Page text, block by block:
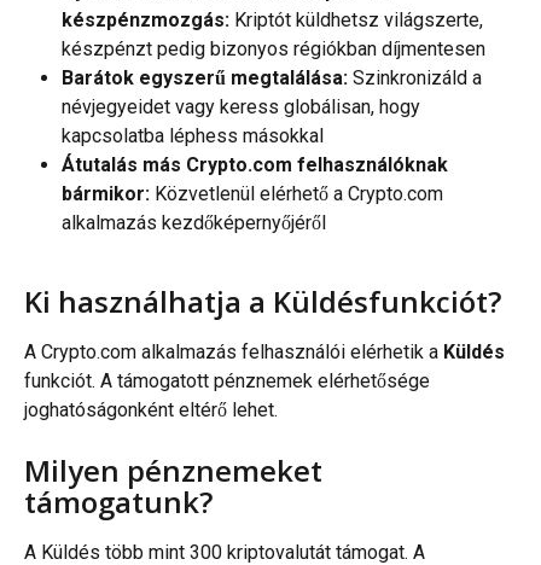
készpénzmozgás: Kriptót küldhetsz világszerte,
készpénzt pedig bizonyos régiókban díjmentesen
Barátok egyszerű megtalálása: Szinkronizáld a
névjegyeidet vagy keress globálisan, hogy
kapcsolatba léphess másokkal
Átutalás más Crypto.com felhasználóknak
bármikor: Közvetlenül elérhető a Crypto.com
alkalmazás kezdőképernyőjéről
Ki használhatja a Küldésfunkciót?
A Crypto.com alkalmazás felhasználói elérhetik a Küldés
funkciót. A támogatott pénznemek elérhetősége
joghatóságonként eltérő lehet.
Milyen pénznemeket
támogatunk?
A Küldés több mint 300 kriptovalutát támogat. A